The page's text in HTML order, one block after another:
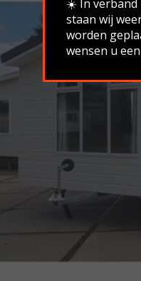
☀️ In verband
staan wij
worden
wensen u